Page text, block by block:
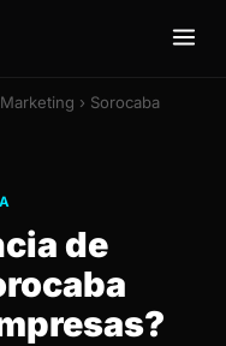
› Sorocaba
de